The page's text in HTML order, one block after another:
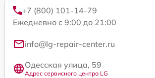
+7 (800) 101-14-79
Ежедневно с 9:00 до 21:00
info@lg-repair-center.ru
Одесская улица, 59
Адрес сервисного центра LG